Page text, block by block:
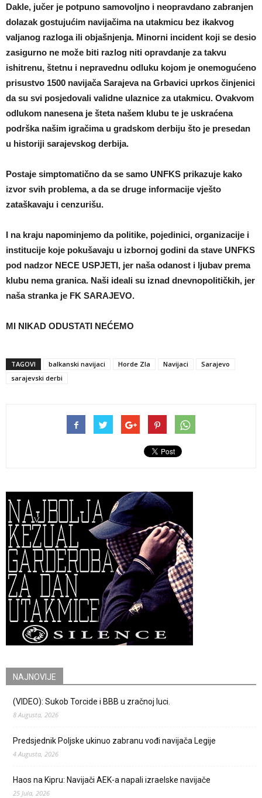
Dakle, jučer je potpuno samovoljno i neopravdano zabranjen
dolazak gostujućim navijačima na utakmicu bez ikakvog
valjanog razloga ili objašnjenja. Minorni incident koji se desio
zasigurno ne može biti razlog niti opravdanje za takvu
ishitrenu, štetnu i nepravednu odluku kojom je onemogućeno
prisustvo 1500 navijača Sarajeva na Grbavici uprkos činjenici
da su svi posjedovali validne ulaznice za utakmicu. Ovakvom
odlukom nanesena je šteta našem klubu te je uskraćena
podrška našim igračima u gradskom derbiju što je presedan
u historiji sarajevskog derbija.
Postaje simptomatično da se samo UNFKS prikazuje kako
izvor svih problema, a da se druge informacije vješto
zataškavaju i cenzurišu.
I na kraju napominjemo da politike, pojedinici, organizacije i
institucije koje pokušavaju u izbornoj godini da stave UNFKS
pod nadzor NECE USPJETI, jer naša odanost i ljubav prema
klubu nema granica. Naši ideali su iznad dnevnopolitičkih, jer
naša stranka je FK SARAJEVO.
MI NIKAD ODUSTATI NEĆEMO
TAGOVI balkanski navijaci Horde Zla Navijaci
Sarajevo
sarajevski derbi
NAJNOVIJE
(VIDEO): Sukob Torcide i BBB u zračnoj luci.
8 Augusta, 2026
Predsjednik Poljske ukinuo zabranu vođi navijača Legije
4 Augusta, 2026
Haos na Kipru: Navijači AEK-a napali izraelske navijače
25 Jula, 2026